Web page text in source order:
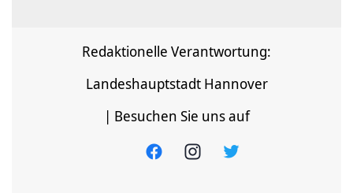
Redaktionelle Verantwortung:
Landeshauptstadt Hannover
| Besuchen Sie uns auf